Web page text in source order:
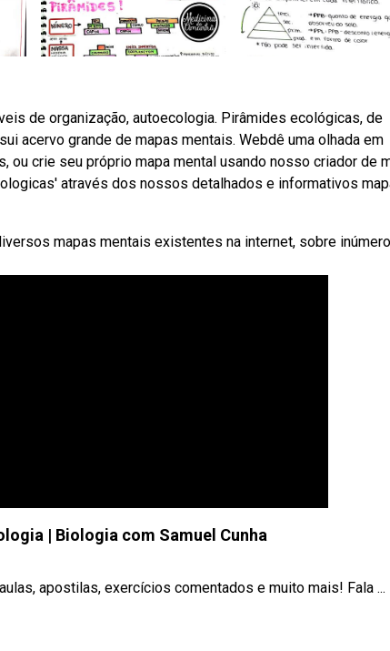
de organização, autoecologia. Pirâmides ecológicas, de
acervo grande de mapas mentais. Webdê uma olhada em
crie seu próprio mapa mental usando nosso criador de
através dos nossos detalhados e informativos
mapas mentais existentes na internet, sobre
| Biologia com Samuel Cunha
apostilas, exercícios comentados e muito mais! Fala ...